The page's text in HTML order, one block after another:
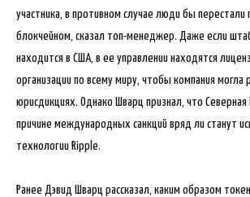
участника, в противном случае люди бы перестали
блокчейном, сказал топ-менеджер. Даже если
находится в США, в ее управлении находятся
организации по всему миру, чтобы компания могла
юрисдикциях. Однако Шварц признал, что Северная
причине международных санкций вряд ли станут
технологии Ripple.
Ранее Дэвид Шварц рассказал, каким образом